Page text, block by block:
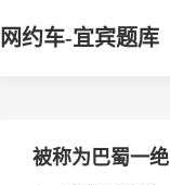
网约车-宜宾题库
被称为巴蜀一绝